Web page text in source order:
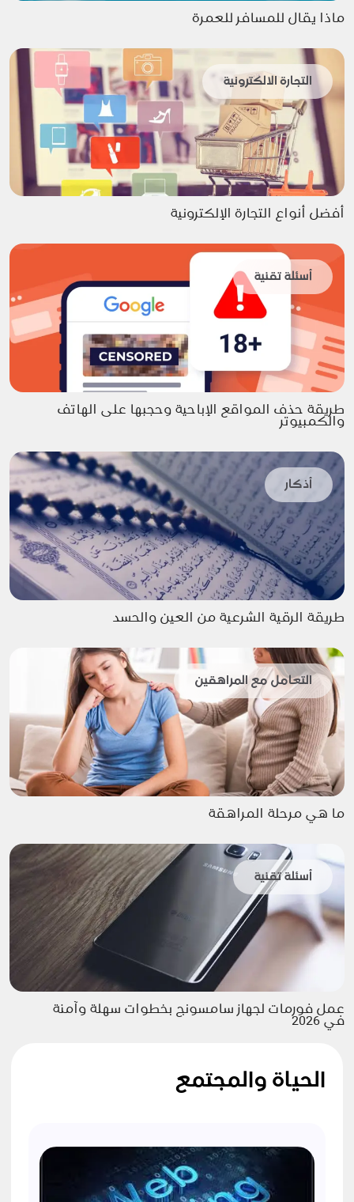
ماذا يقال للمسافر للعمرة
التجارة الالكترونية
أفضل أنواع التجارة الإلكترونية
أسئلة تقنية
طريقة حذف المواقع الإباحية وحجبها على الهاتف
والكمبيوتر
أذكار
طريقة الرقية الشرعية من العين والحسد
التعامل مع المراهقين
ما هي مرحلة المراهقة
أسئلة تقنية
عمل فورمات لجهاز سامسونج بخطوات سهلة وآمنة
في 2026
الحياة والمجتمع